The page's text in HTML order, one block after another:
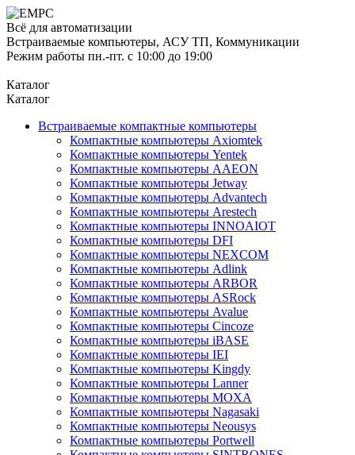
Всё для автоматизации
Встраиваемые компьютеры, АСУ ТП, Коммуникации
Режим работы пн.-пт. с 10:00 до 19:00
Каталог
Каталог
Встраиваемые компактные компьютеры
Компактные компьютеры Axiomtek
Компактные компьютеры Yentek
Компактные компьютеры AAEON
Компактные компьютеры Jetway
Компактные компьютеры Advantech
Компактные компьютеры Arestech
Компактные компьютеры INNOAIOT
Компактные компьютеры DFI
Компактные компьютеры NEXCOM
Компактные компьютеры Adlink
Компактные компьютеры ARBOR
Компактные компьютеры ASRock
Компактные компьютеры Avalue
Компактные компьютеры Cincoze
Компактные компьютеры iBASE
Компактные компьютеры IEI
Компактные компьютеры Kingdy
Компактные компьютеры Lanner
Компактные компьютеры MOXA
Компактные компьютеры Nagasaki
Компактные компьютеры Neousys
Компактные компьютеры Portwell